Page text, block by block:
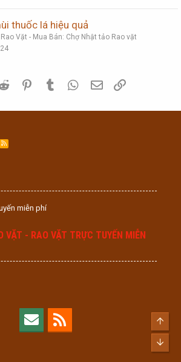
thuốc lá hiệu quả
Rao Vặt - Mua Bán: Chợ Nhật tảo Rao vặt
Reddit PinterestTumblr WhatsApp
Email
R
S
miễn phí
VẶT - RAO VẶT TRỰC TUYẾN MIỄN
Top